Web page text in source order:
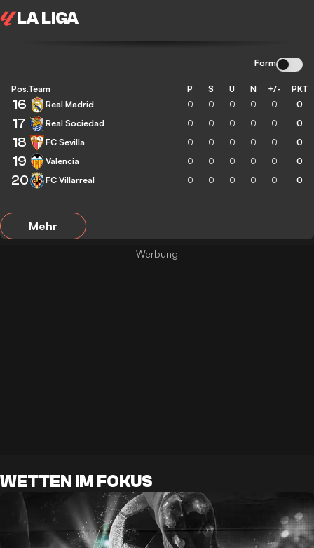
LA LIGA
Form
Pos.Team P S U N +/- PKT
16 Real Madrid 0 0 0 0 0 0
17 Real Sociedad 0 0 0 0 0 0
18 FC Sevilla 0 0 0 0 0 0
19 Valencia 0 0 0 0 0 0
20 FC Villarreal 0 0 0 0 0 0
Mehr
WETTEN IM FOKUS